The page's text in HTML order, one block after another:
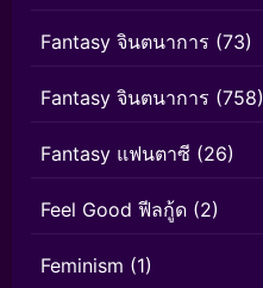
Fantasy จินตนาการ (73)
Fantasy จินตนาการ (758)
Fantasy แฟนตาซี (26)
Feel Good ฟีลกู้ด (2)
Feminism (1)